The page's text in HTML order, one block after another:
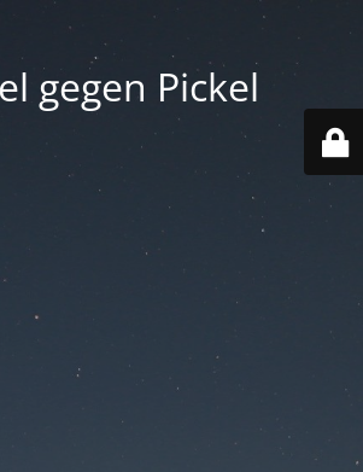
gegen Pickel